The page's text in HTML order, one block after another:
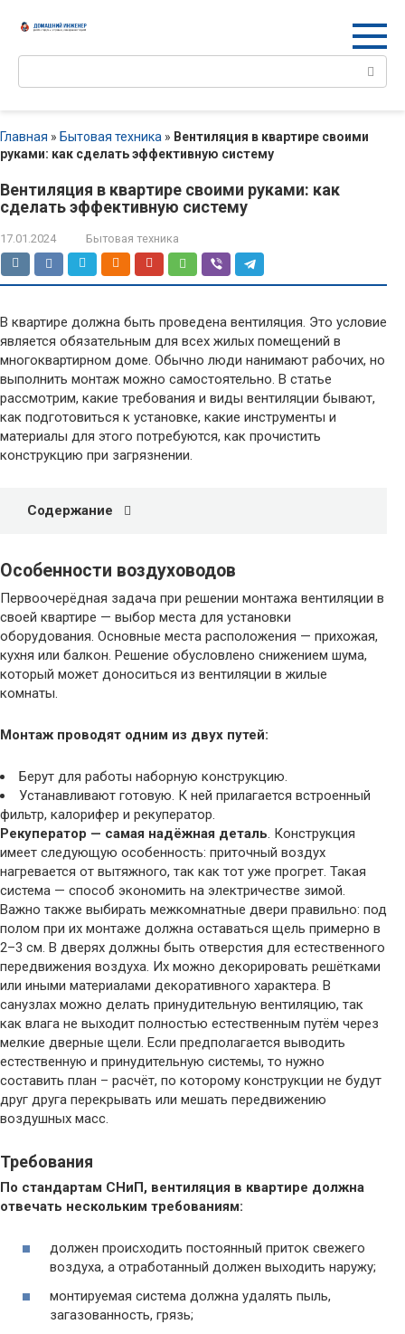
Поиск:
Главная » Бытовая техника » Вентиляция в квартире своими
руками: как сделать эффективную систему
Вентиляция в квартире своими руками: как
сделать эффективную систему
17.01.2024 Бытовая техника
В квартире должна быть проведена вентиляция. Это условие
является обязательным для всех жилых помещений в
многоквартирном доме. Обычно люди нанимают рабочих, но
выполнить монтаж можно самостоятельно. В статье
рассмотрим, какие требования и виды вентиляции бывают,
как подготовиться к установке, какие инструменты и
материалы для этого потребуются, как прочистить
конструкцию при загрязнении.
Содержание
Особенности воздуховодов
Первоочерёдная задача при решении монтажа вентиляции в
своей квартире — выбор места для установки
оборудования. Основные места расположения — прихожая,
кухня или балкон. Решение обусловлено снижением шума,
который может доноситься из вентиляции в жилые
комнаты.
Монтаж проводят одним из двух путей:
Берут для работы наборную конструкцию.
Устанавливают готовую. К ней прилагается встроенный
фильтр, калорифер и рекуператор.
Рекуператор — самая надёжная деталь. Конструкция
имеет следующую особенность: приточный воздух
нагревается от вытяжного, так как тот уже прогрет. Такая
система — способ экономить на электричестве зимой.
Важно также выбирать межкомнатные двери правильно: под
полом при их монтаже должна оставаться щель примерно в
2–3 см. В дверях должны быть отверстия для естественного
передвижения воздуха. Их можно декорировать решётками
или иными материалами декоративного характера. В
санузлах можно делать принудительную вентиляцию, так
как влага не выходит полностью естественным путём через
мелкие дверные щели. Если предполагается выводить
естественную и принудительную системы, то нужно
составить план – расчёт, по которому конструкции не будут
друг друга перекрывать или мешать передвижению
воздушных масс.
Требования
По стандартам СНиП, вентиляция в квартире должна
отвечать нескольким требованиям:
должен происходить постоянный приток свежего
воздуха, а отработанный должен выходить наружу;
монтируемая система должна удалять пыль,
загазованность, грязь;